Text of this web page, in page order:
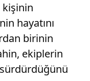
kişinin
hayatını
birinin
ekiplerin
sürdürdüğünü